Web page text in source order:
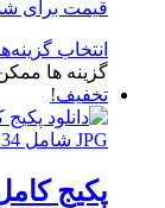
قیمت برای
انتخاب
گزینه ها
تخفیف!
پکیج